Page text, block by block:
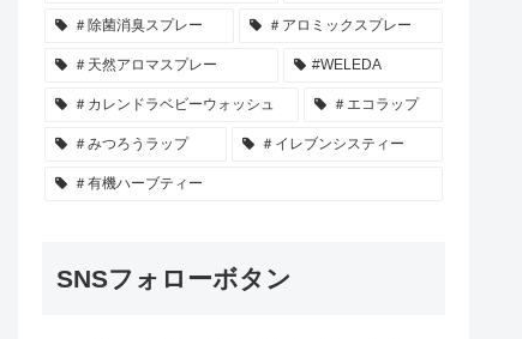
＃除菌消臭スプレー ＃アロミックスプレー
＃天然アロマスプレー #WELEDA
＃カレンドラベビーウォッシュ ＃エコラップ
＃みつろうラップ ＃イレブンシスティー
＃有機ハーブティー
SNSフォローボタン